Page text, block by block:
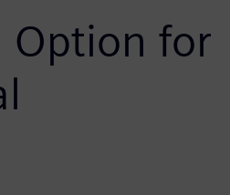
Option for